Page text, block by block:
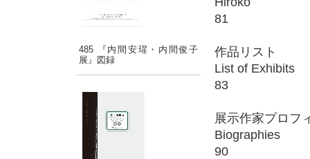
485 『内間安瑆・内間俊子
展』図録
81
作品リスト
List of Exhibits
83
展示作家プロフ
Biographies
90